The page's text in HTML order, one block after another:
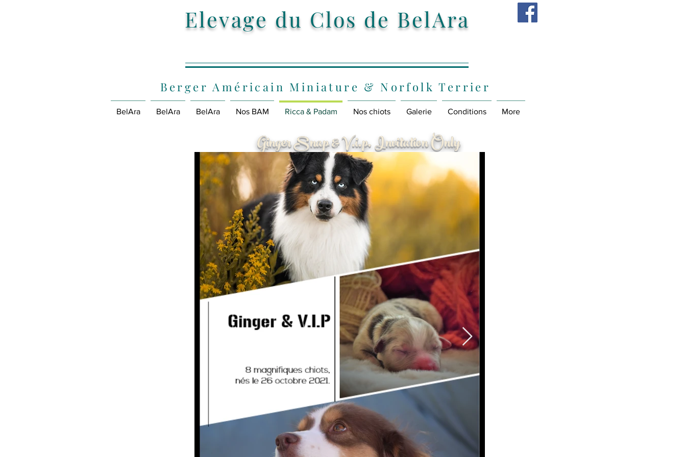
Elevage du Clos de BelAra
Berger Américain Miniature & Norfolk Terrier
BelAra BelAra BelAra Nos BAM Ricca & Padam Nos chiots Galerie Conditions More
Ginger Snap & V.i.p. Invitation Only